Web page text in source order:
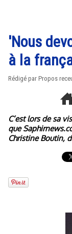
'Nous
à la
Rédigé par Propos
C’est lors de sa
que
Christine Boutin,